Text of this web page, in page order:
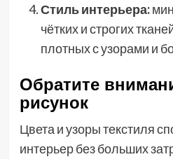
Стиль интерьера:
чётких и строгих
плотных с узорами и
Обратите
рисунок
Цвета и узоры текстиля
интерьер без больших